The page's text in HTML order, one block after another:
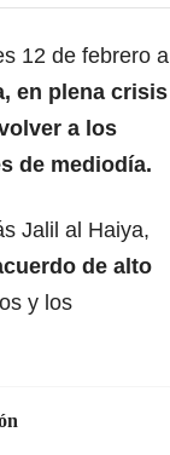
12 de febrero a
en plena crisis
a los
de mediodía.
Jalil al Haiya,
de alto
y los